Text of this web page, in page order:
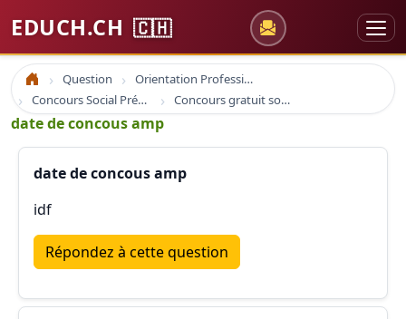
EDUCH.CH 🇨🇭
Accueil Question
Orientation Professionnelle
Concours Social Prépa Formation
Concours gratuit sociaux et santé
date de concous amp
date de concous amp
idf
Répondez à cette question